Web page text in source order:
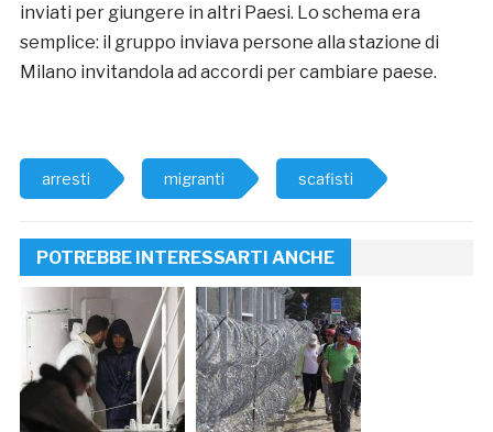
inviati per giungere in altri Paesi. Lo schema era
semplice: il gruppo inviava persone alla stazione di
Milano invitandola ad accordi per cambiare paese.
arresti migranti scafisti
POTREBBE INTERESSARTI ANCHE